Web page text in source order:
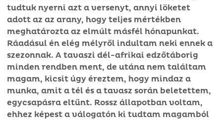
tudtuk nyerni azt a versenyt, annyi löketet
adott az az arany, hogy teljes mértékben
meghatározta az elmúlt másfél hónapunkat.
Ráadásul én elég mélyről indultam neki ennek a
szezonnak. A tavaszi dél-afrikai edzőtáborig
minden rendben ment, de utána nem találtam
magam, kicsit úgy éreztem, hogy mindaz a
munka, amit a tél és a tavasz során beletettem,
egycsapásra eltűnt. Rossz állapotban voltam,
ehhez képest a válogatón ki tudtam magamból